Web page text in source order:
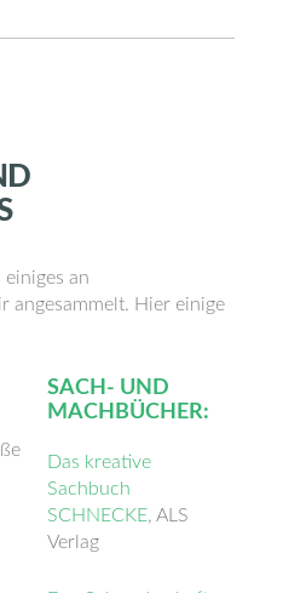
an
angesammelt. Hier einige
SACH- UND
MACHBÜCHER:
Das kreative
Sachbuch
SCHNECKE, ALS
Verlag